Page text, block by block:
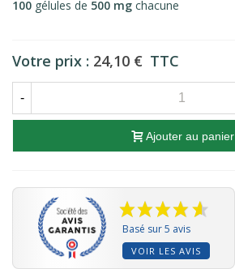
100 gélules de 500 mg chacune
Votre prix : 24,10 € TTC
-
Ajouter au panier
Basé sur 5 avis
VOIR LES AVIS